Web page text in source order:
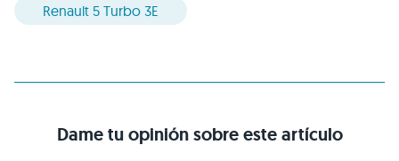
Renault 5 Turbo 3E
Dame tu opinión sobre este artículo